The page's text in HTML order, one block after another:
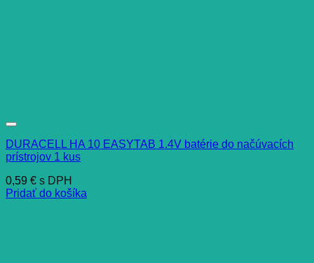
DURACELL HA 10 EASYTAB 1.4V batérie do načúvacích
prístrojov 1 kus
0,59 € s DPH
Pridať do košíka